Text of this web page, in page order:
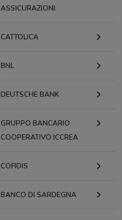
ASSICURAZIONI
CATTOLICA
BNL
DEUTSCHE BANK
GRUPPO BANCARIO
COOPERATIVO ICCREA
COFIDIS
BANCO DI SARDEGNA